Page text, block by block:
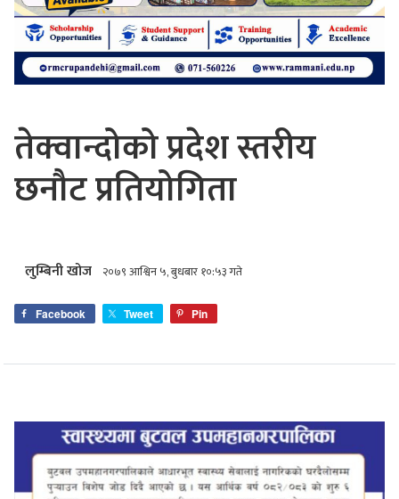
तेक्वान्दोको प्रदेश स्तरीय
छनौट प्रतियोगिता
लुम्बिनी खोज २०७९ आश्विन ५, बुधबार १०:५३ गते
Facebook Tweet Pin